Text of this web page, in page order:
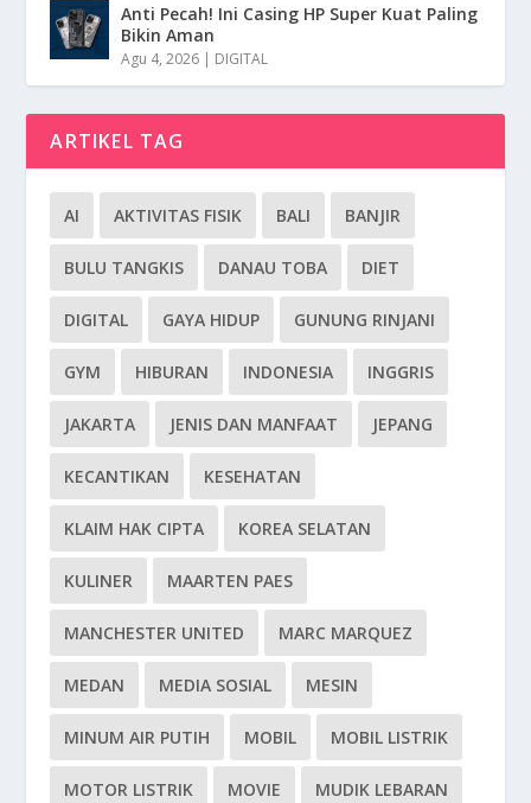
Anti Pecah! Ini Casing HP Super Kuat Paling
Bikin Aman
Agu 4, 2026 | DIGITAL
ARTIKEL TAG
AI AKTIVITAS FISIK BALI BANJIR
BULU TANGKIS DANAU TOBA DIET
DIGITAL GAYA HIDUP GUNUNG RINJANI
GYM HIBURAN INDONESIA INGGRIS
JAKARTA JENIS DAN MANFAAT JEPANG
KECANTIKAN KESEHATAN
KLAIM HAK CIPTA KOREA SELATAN
KULINER MAARTEN PAES
MANCHESTER UNITED MARC MARQUEZ
MEDAN MEDIA SOSIAL MESIN
MINUM AIR PUTIH MOBIL MOBIL LISTRIK
MOTOR LISTRIK MOVIE MUDIK LEBARAN